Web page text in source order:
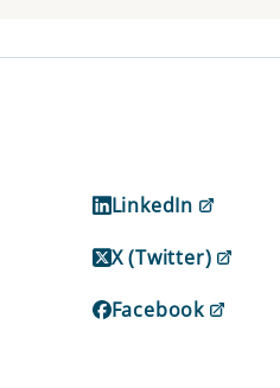
LinkedIn
X (Twitter)
Facebook